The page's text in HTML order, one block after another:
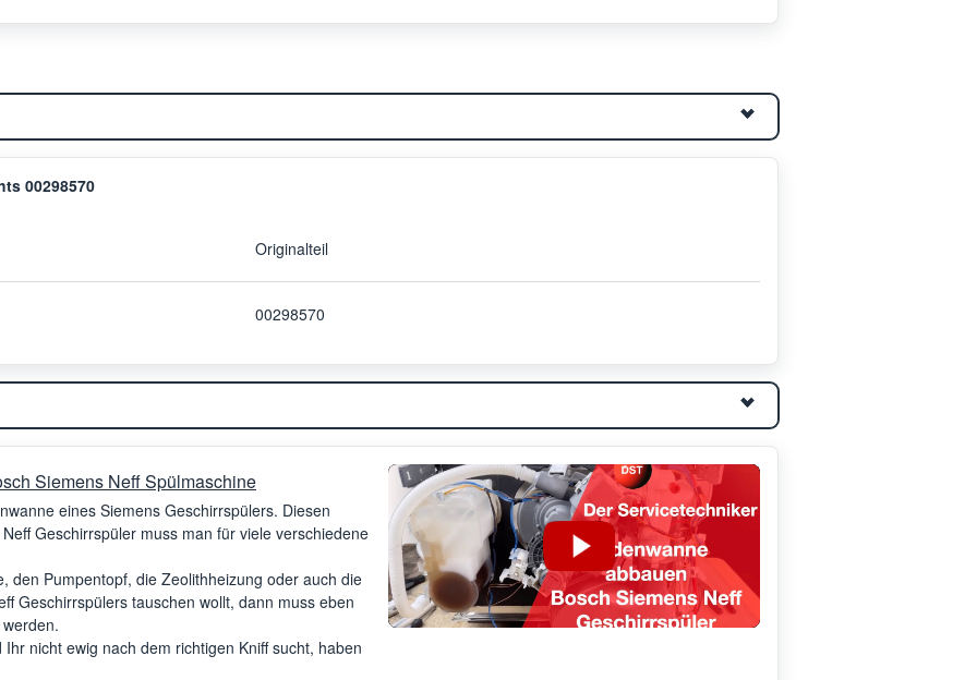
00298570
Originalteil
00298570
Siemens Neff Spülmaschine
eines Siemens Geschirrspülers. Diesen
Geschirrspüler muss man für viele verschiedene
den Pumpentopf, die Zeolithheizung oder auch die
Geschirrspülers tauschen wollt, dann muss eben
nicht ewig nach dem richtigen Kniff sucht, haben